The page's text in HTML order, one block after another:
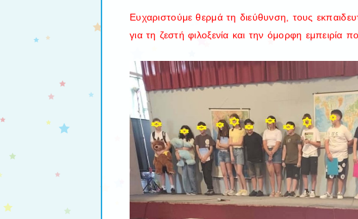
Ευχαριστούμε θερμά τη διεύθυνση, τους
για τη ζεστή φιλοξενία και την όμορφη εμπειρία